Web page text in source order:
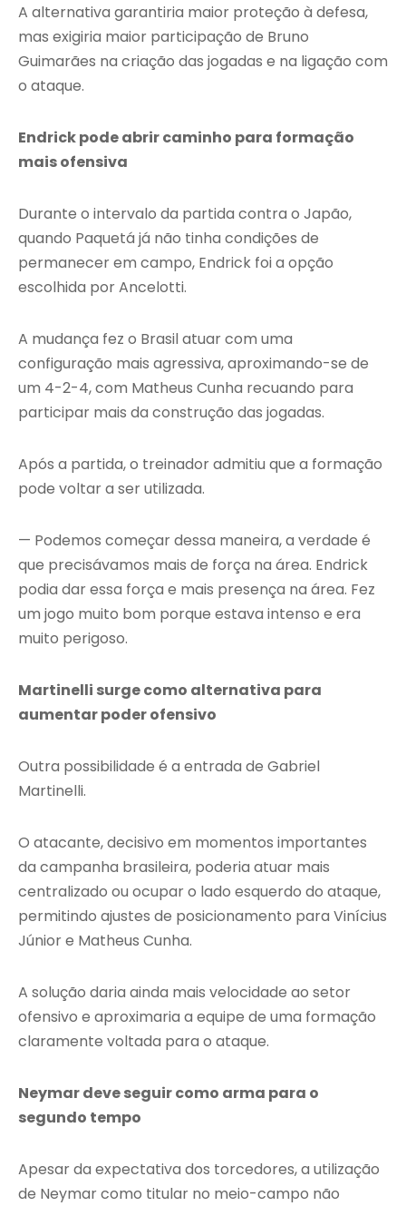
A alternativa garantiria maior proteção à defesa,
mas exigiria maior participação de Bruno
Guimarães na criação das jogadas e na ligação com
o ataque.
Endrick pode abrir caminho para formação
mais ofensiva
Durante o intervalo da partida contra o Japão,
quando Paquetá já não tinha condições de
permanecer em campo, Endrick foi a opção
escolhida por Ancelotti.
A mudança fez o Brasil atuar com uma
configuração mais agressiva, aproximando-se de
um 4-2-4, com Matheus Cunha recuando para
participar mais da construção das jogadas.
Após a partida, o treinador admitiu que a formação
pode voltar a ser utilizada.
— Podemos começar dessa maneira, a verdade é
que precisávamos mais de força na área. Endrick
podia dar essa força e mais presença na área. Fez
um jogo muito bom porque estava intenso e era
muito perigoso.
Martinelli surge como alternativa para
aumentar poder ofensivo
Outra possibilidade é a entrada de Gabriel
Martinelli.
O atacante, decisivo em momentos importantes
da campanha brasileira, poderia atuar mais
centralizado ou ocupar o lado esquerdo do ataque,
permitindo ajustes de posicionamento para Vinícius
Júnior e Matheus Cunha.
A solução daria ainda mais velocidade ao setor
ofensivo e aproximaria a equipe de uma formação
claramente voltada para o ataque.
Neymar deve seguir como arma para o
segundo tempo
Apesar da expectativa dos torcedores, a utilização
de Neymar como titular no meio-campo não